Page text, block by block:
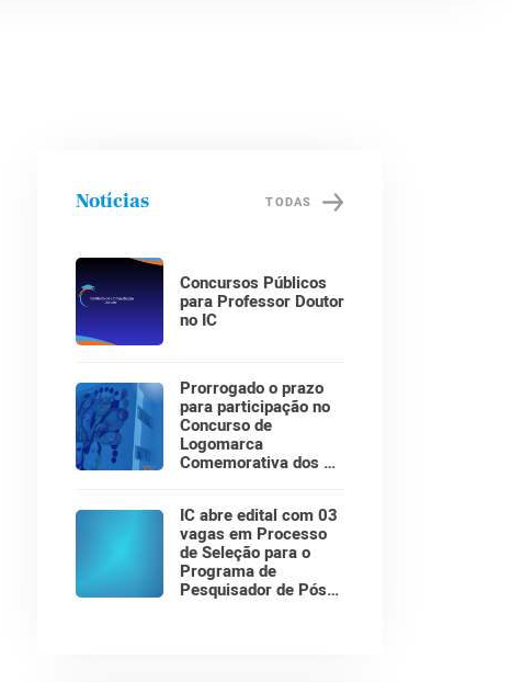
Notícias TODAS
Concursos Públicos
para Professor Doutor
no IC
Prorrogado o prazo
para participação no
Concurso de
Logomarca
Comemorativa dos 30
IC abre edital com 03
vagas em Processo
de Seleção para o
Programa de
Pesquisador de Pós-